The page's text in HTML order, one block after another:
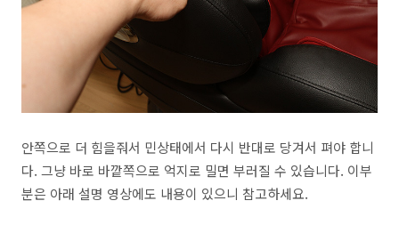
안쪽으로 더 힘을줘서 민상태에서 다시 반대로 당겨서 펴야 합니
다. 그냥 바로 바깥쪽으로 억지로 밀면 부러질 수 있습니다. 이부
분은 아래 설명 영상에도 내용이 있으니 참고하세요.